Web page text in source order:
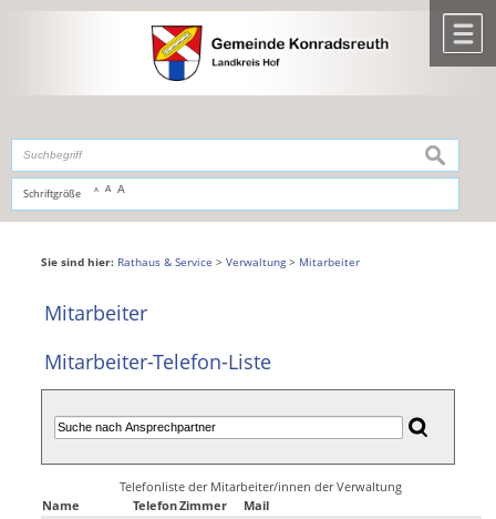
,zur Navigationoderzur Startseitespringen.
Schriftgröße A A A
suchen
Sie sind hier: Rathaus & Service > Verwaltung> Mitarbeiter
Mitarbeiter
Mitarbeiter-Telefon-Liste
Telefonliste der Mitarbeiter/innen der Verwaltung
Name
TelefonZimmer
Mail